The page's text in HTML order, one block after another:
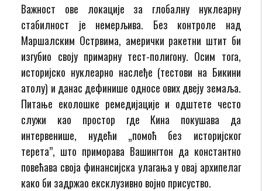
Важност ове локације за глобалну нуклеарну
стабилност је немерљива. Без контроле над
Маршалским Острвима, амерички ракетни штит би
изгубио своју примарну тест-полигону. Осим тога,
историјско нуклеарно наслеђе (тестови на Бикини
атолу) и данас дефинише односе ових двеју земаља.
Питање еколошке ремедијације и одштете често
служи као простор где Кина покушава да
интервенише, нудећи „помоћ без историјског
терета”, што приморава Вашингтон да константно
повећава своја финансијска улагања у овај архипелаг
како би задржао ексклузивно војно присуство.